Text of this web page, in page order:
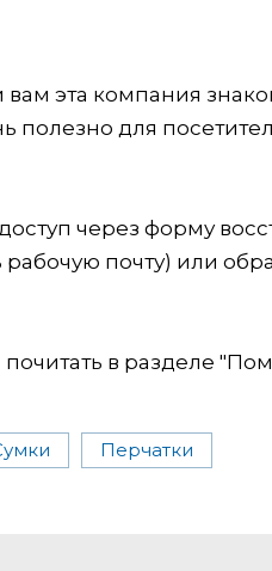
эта компания
полезно для
через форму
рабочую почту) или
в разделе
Перчатки